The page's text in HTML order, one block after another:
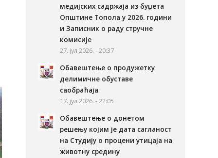
медијских садржаја из буџета
Општине Топола у 2026. години
и Записник о раду стручне
комисије
27. јул 2026. - 20:37
Обавештење о продужетку
делимичне обуставе
саобраћаја
17. јул 2026. - 22:05
Обавештење о донетом
решењу којим је дата сагланост
на Студију о процени утицаја на
животну средину